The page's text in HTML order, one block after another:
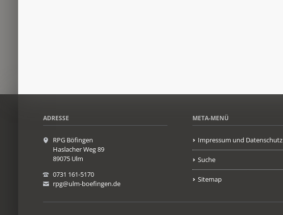
ADRESSE
RPG Böfingen
Haslacher Weg 89
89075 Ulm
0731 161-5170
rpg@ulm-boefingen.de
META-MENÜ
Impressum und Datenschutz
Suche
Sitemap